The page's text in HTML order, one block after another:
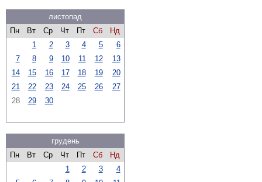
листопад
Пн
Вт Ср Чт Пт Сб
Нд
1
2 3 4 5
6
7
8 9 10 11 12
13
14
15 16 17 18 19
20
21
22 23 24 25 26
27
28
29 30
грудень
Пн
Вт Ср Чт Пт Сб
Нд
1
2 3
4